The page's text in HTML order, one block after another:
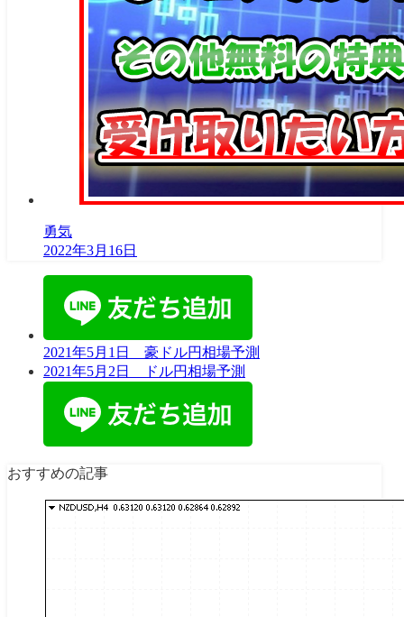
勇気
2022年3月16日
2021年5月1日 豪ドル円相場予測
2021年5月2日 ドル円相場予測
おすすめの記事